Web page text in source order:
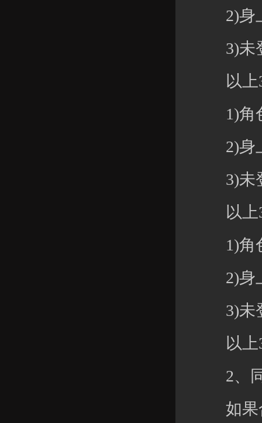
2)身
3)未登
以上3
1)角
2)身
3)未登
以上3
1)角色
2)身上
3)未登
以上3
2、同
如果合